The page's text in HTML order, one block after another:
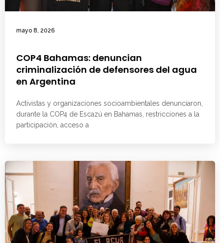
mayo 8, 2026
COP4 Bahamas: denuncian
criminalización de defensores del agua
en Argentina
Activistas y organizaciones socioambientales denunciaron,
durante la COP4 de Escazú en Bahamas, restricciones a la
participación, acceso a